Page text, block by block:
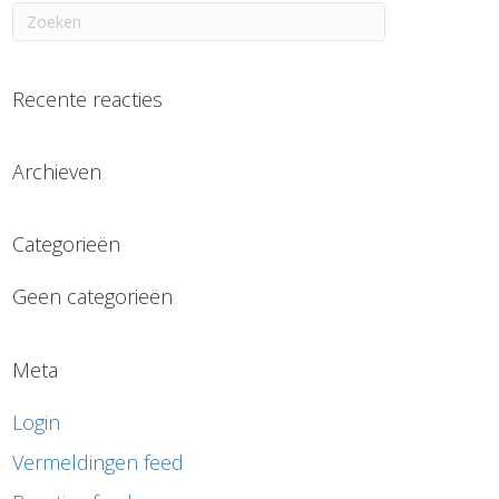
Recente reacties
Archieven
Categorieën
Geen categorieën
Meta
Login
Vermeldingen feed